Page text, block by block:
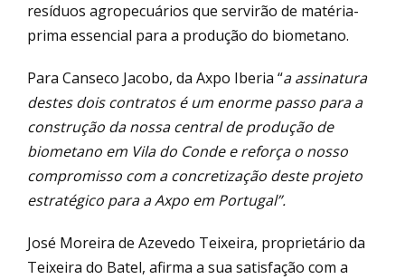
resíduos agropecuários que servirão de matéria-
prima essencial para a produção do biometano.
Para Canseco Jacobo, da Axpo Iberia “a assinatura
destes dois contratos é um enorme passo para a
construção da nossa central de produção de
biometano em Vila do Conde e reforça o nosso
compromisso com a concretização deste projeto
estratégico para a Axpo em Portugal”.
José Moreira de Azevedo Teixeira, proprietário da
Teixeira do Batel, afirma a sua satisfação com a